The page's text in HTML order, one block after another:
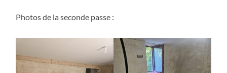
Photos de la seconde passe :